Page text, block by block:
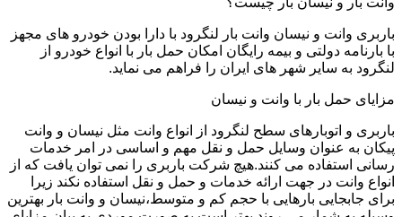
باربری وانت و نیسان وانت بار لنگرود با دارا بودن خودرو های مجهز
با بارنامه دولتی و بیمه رایگان امکان حمل بار با انواع خودرو از
لنگرود به سایر شهر های ایران را فراهم می نماید.
مزایای حمل بار با وانت و نیسان
باربری و اتوبارهای سطح لنگرود از انواع وانت مثل نیسان و وانت
پیکان به عنوان وسایل حمل و نقل مهم و اساسی در امر خدمات
رسانی استفاده می کنند.هیچ شرکت باربری را نمی توان یافت که از
انواع وانت در جهت ارائه خدمات و حمل و نقل استفاده نکند زیرا
برای جابجایی بارهایی با حجم کم و متوسط،نیسان و وانت بار بهترین